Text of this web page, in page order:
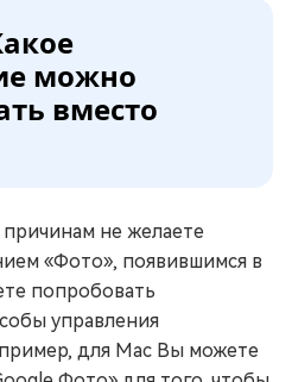
можно
вместо
не желаете
«Фото», появившимся в
попробовать
управления
для Mac Вы можете